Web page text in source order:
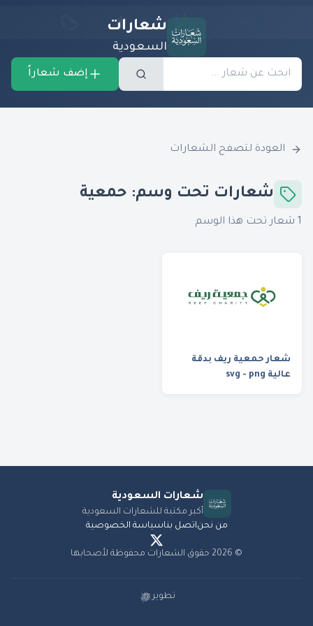
شعارات
السعودية
إضف شعاراً
العودة لتصفح الشعارات
شعارات تحت وسم: حمعية
1 شعار تحت هذا الوسم
شعار حمعية ريف بدقة
عالية svg - png
شعارات السعودية
أكبر مكتبة للشعارات السعودية
من نحناتصل بناسياسة الخصوصية
©
2026 حقوق الشعارات محفوظة لأصحابها
تطوير